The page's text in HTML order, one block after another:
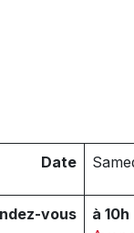
Date
vous à 10h